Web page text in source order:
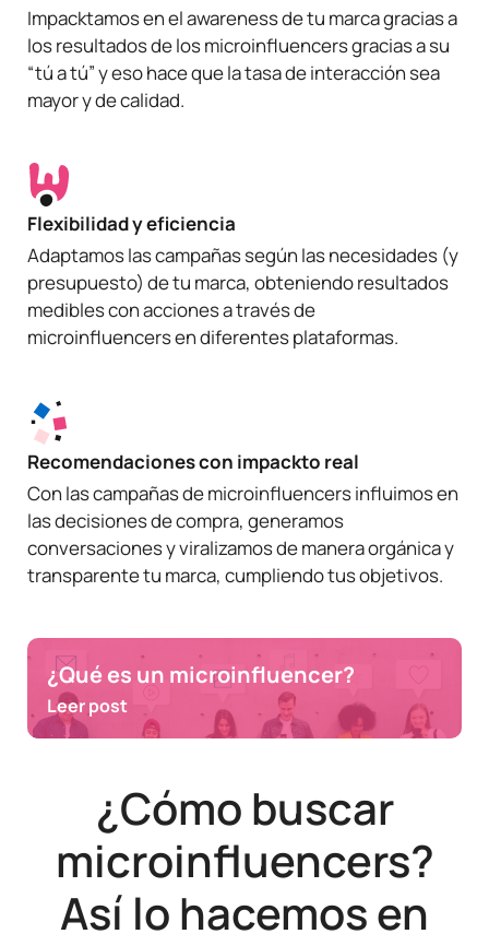
Impacktamos en el awareness de tu marca gracias a
los resultados de los microinfluencers gracias a su
“tú a tú” y eso hace que la tasa de interacción sea
mayor y de calidad.
Flexibilidad y eficiencia
Adaptamos las campañas según las necesidades (y
presupuesto) de tu marca, obteniendo resultados
medibles con acciones a través de
microinfluencers en diferentes plataformas.
Recomendaciones con impackto real
Con las campañas de microinfluencers influimos en
las decisiones de compra, generamos
conversaciones y viralizamos de manera orgánica y
transparente tu marca, cumpliendo tus objetivos.
¿Qué es un microinfluencer?
Leer post
¿Cómo buscar
microinfluencers?
Así lo hacemos en